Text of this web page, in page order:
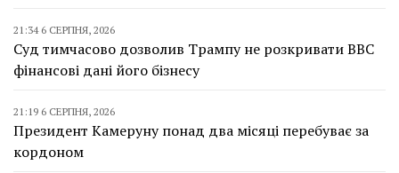
21:34 6 СЕРПНЯ, 2026
Суд тимчасово дозволив Трампу не розкривати BBC
фінансові дані його бізнесу
21:19 6 СЕРПНЯ, 2026
Президент Камеруну понад два місяці перебуває за
кордоном